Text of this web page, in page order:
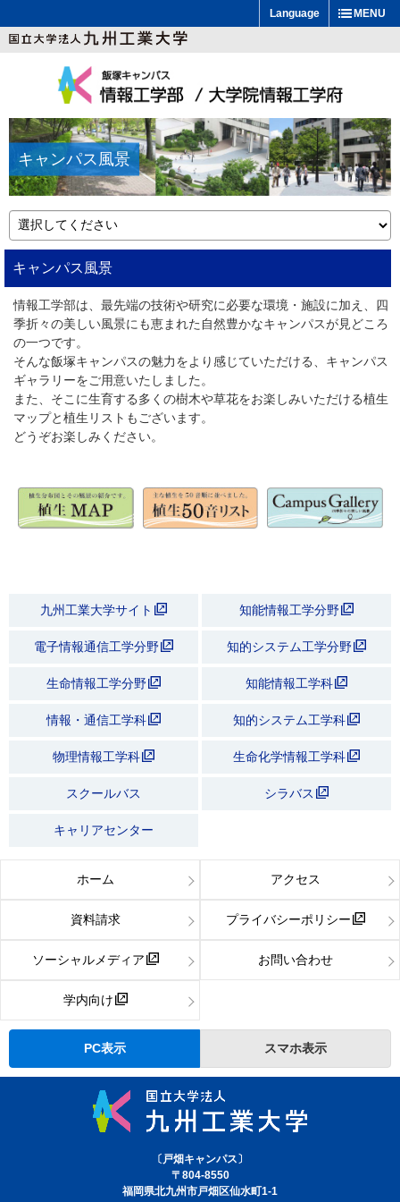
MENU
Language
キャンパス風景
キャンパス風景
情報工学部は、最先端の技術や研究に必要な環境・施設に加え、四
季折々の美しい風景にも恵まれた自然豊かなキャンパスが見どころ
の一つです。
そんな飯塚キャンパスの魅力をより感じていただける、キャンパス
ギャラリーをご用意いたしました。
また、そこに生育する多くの樹木や草花をお楽しみいただける植生
マップと植生リストもございます。
どうぞお楽しみください。
九州工業大学サイト 知能情報工学分野
電子情報通信工学分野 知的システム工学分野
生命情報工学分野 知能情報工学科
情報・通信工学科 知的システム工学科
物理情報工学科 生命化学情報工学科
スクールバス シラバス
キャリアセンター
ホーム アクセス
資料請求 プライバシーポリシー
ソーシャルメディア お問い合わせ
学内向け
PC表示 スマホ表示
〔戸畑キャンパス〕
〒804-8550
福岡県北九州市戸畑区仙水町1-1